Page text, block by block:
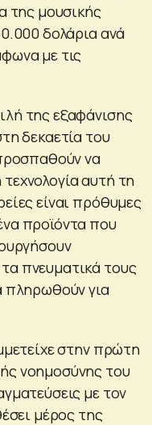
της μουσικής
δολάρια ανά
με τις
της εξαφάνισης
δεκαετία του
να
αυτή τη
είναι πρόθυμες
προϊόντα που
πνευματικά τους
πληρωθούν για
στην πρώτη
νοημοσύνης του
με τον
μέρος της